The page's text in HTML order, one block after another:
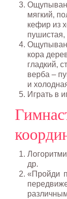
мягкий,
кефир из
пушистая,
кора
гладкий,
верба –
и
Играть в
др.
«Пройди